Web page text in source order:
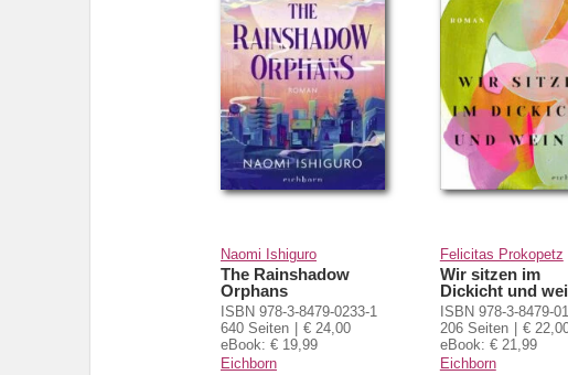
Naomi Ishiguro
The Rainshadow
Orphans
ISBN 978-3-8479-0233-1
640 Seiten
€ 24,00
eBook: € 19,99
Eichborn
Felicitas Prokopetz
Wir sitzen im
Dickicht und
ISBN 978-3-8479-
206 Seiten
€
eBook: € 21,99
Eichborn